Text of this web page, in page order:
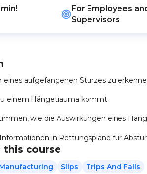
min!
For Employees
Supervisors
eines aufgefangenen Sturzes zu
einem Hängetrauma kommt
wie die Auswirkungen eines
in Rettungspläne für
this course
Slips Trips And Falls